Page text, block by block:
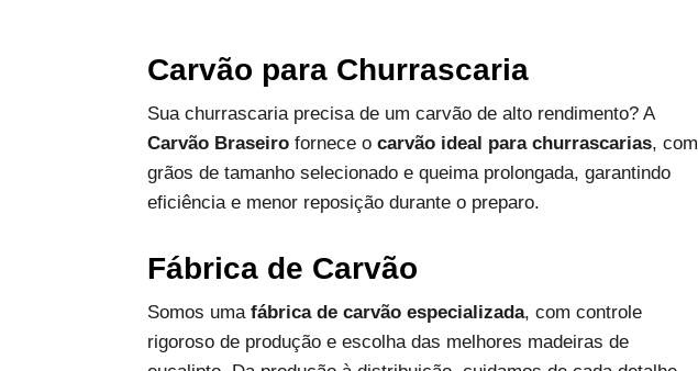
Carvão para Churrascaria
Sua churrascaria precisa de um carvão de alto rendimento? A
Carvão Braseiro fornece ocarvão ideal para churrascarias, com
grãos de tamanho selecionado e queima prolongada, garantindo
eficiência e menor reposição durante o preparo.
Fábrica de Carvão
Somos umafábrica de carvão especializada, com controle
rigoroso de produção e escolha das melhores madeiras de